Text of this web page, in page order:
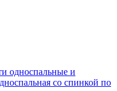
односпальные и
со спинкой по